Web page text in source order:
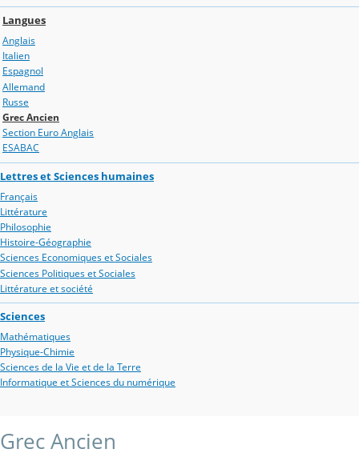
Langues
Anglais
Italien
Espagnol
Allemand
Russe
Grec Ancien
Section Euro Anglais
ESABAC
Lettres et Sciences humaines
Français
Littérature
Philosophie
Histoire-Géographie
Sciences Economiques et Sociales
Sciences Politiques et Sociales
Littérature et société
Sciences
Mathématiques
Physique-Chimie
Sciences de la Vie et de la Terre
Informatique et Sciences du numérique
Grec Ancien